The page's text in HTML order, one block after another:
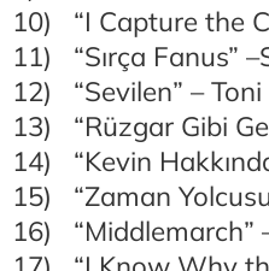
10) “I Capture the
11) “Sırça Fanus”
12) “Sevilen” –
13) “Rüzgar Gibi
14) “Kevin
15) “Zaman
16) “Middlemarch”